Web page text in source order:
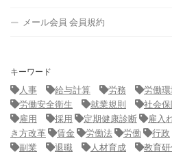
メール会員 会員規約
キーワード
人事
給与計算 労務 労働
労働安全衛生
就業規則 社会
雇用
採用 定期健康診断 雇入
き方改革
賃金 労働法 労働 行政
副業
退職 人材育成 教育研